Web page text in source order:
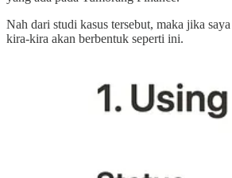
Nah dari studi kasus tersebut, maka jika
kira-kira akan berbentuk seperti ini.